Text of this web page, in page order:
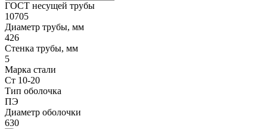
ГОСТ несущей трубы
10705
Диаметр трубы, мм
426
Стенка трубы, мм
5
Марка стали
Ст 10-20
Тип оболочка
ПЭ
Диаметр оболочки
630